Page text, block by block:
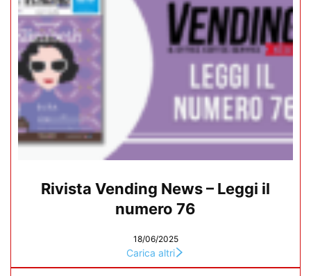
Rivista Vending News – Leggi il
numero 76
18/06/2025
Carica altri